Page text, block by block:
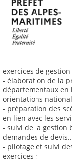
exercices de
- élaboration de la
départementaux en
orientations
- préparation des
en lien avec les
- suivi de la gestion
demandes de
- pilotage et suivi
exercices ;